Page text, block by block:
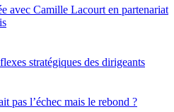
avec Camille Lacourt en partenariat
stratégiques des dirigeants
pas l’échec mais le rebond ?